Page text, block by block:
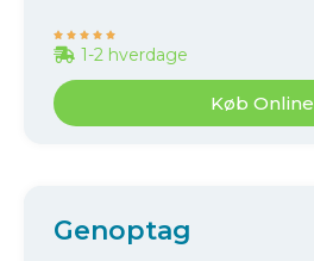
    
1-2 hverdage
Køb Online
Genoptag